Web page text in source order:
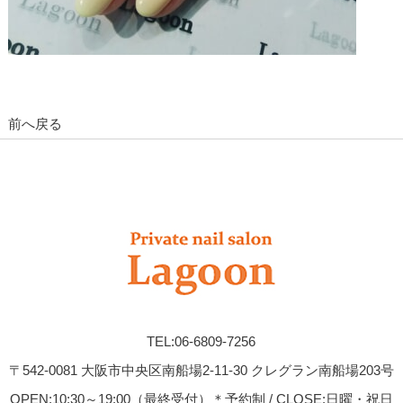
前へ戻る
TEL:06-6809-7256
〒542-0081 大阪市中央区南船場2-11-30 クレグラン南船場203号
OPEN:10:30～19:00（最終受付）＊予約制 / CLOSE:日曜・祝日